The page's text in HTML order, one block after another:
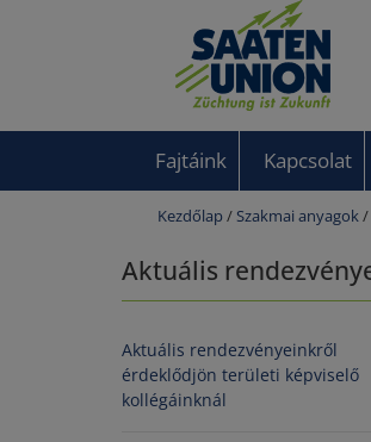
Fajtáink Kapcsolat
Kezdőlap/ Szakmai anyagok/
Aktuális
Aktuális rendezvényeinkről
érdeklődjön területi képviselő
kollégáinknál